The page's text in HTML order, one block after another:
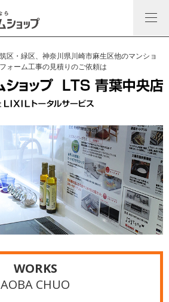
区・緑区、神奈川県川崎市麻生区他のマンショ
ォーム工事の見積りのご依頼は
WORKS
AOBA CHUO